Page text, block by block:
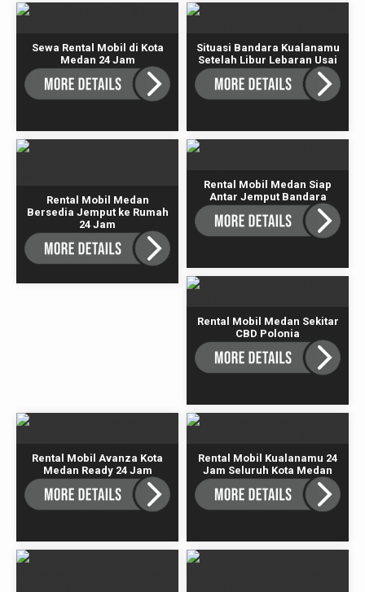
Sewa Rental Mobil di Kota
Medan 24 Jam
Situasi Bandara Kualanamu
Setelah Libur Lebaran Usai
Rental Mobil Medan
Bersedia Jemput ke Rumah
24 Jam
Rental Mobil Medan Siap
Antar Jemput Bandara
Rental Mobil Medan Sekitar
CBD Polonia
Rental Mobil Avanza Kota
Medan Ready 24 Jam
Rental Mobil Kualanamu 24
Jam Seluruh Kota Medan